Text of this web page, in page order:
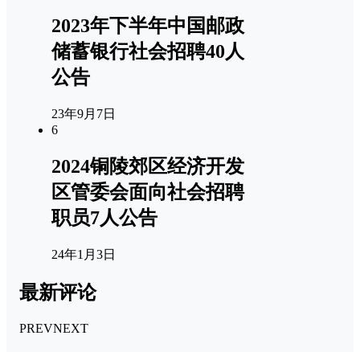
2023年下半年中国邮政
储蓄银行社会招聘40人
公告
23年9月7日
6
2024铜陵郊区经济开发
区管委会面向社会招聘
职员7人公告
24年1月3日
最新评论
PREVNEXT